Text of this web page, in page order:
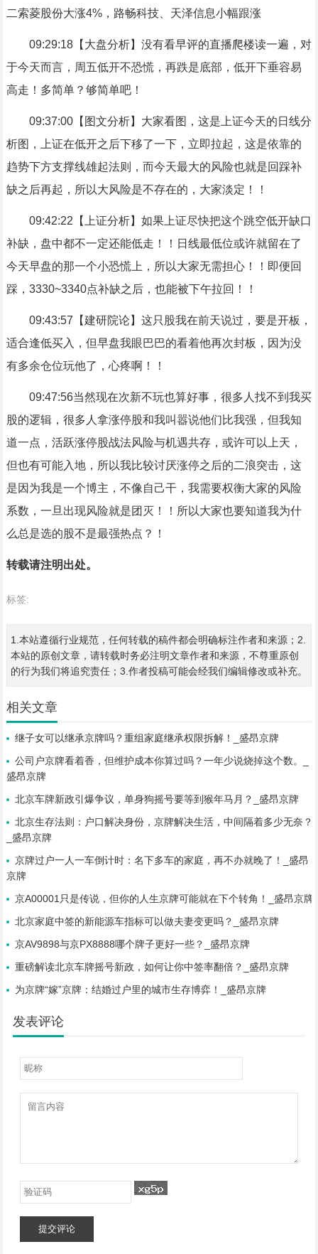
二索菱股份大涨4%，路畅科技、天泽信息小幅跟涨
09:29:18【大盘分析】没有看早评的直播爬楼读一遍，对
于今天而言，周五低开不恐慌，再跌是底部，低开下垂容易
高走！多简单？够简单吧！
09:37:00【图文分析】大家看图，这是上证今天的日线分
析图，上证在低开之后下移了一下，立即拉起，这是依靠的
趋势下方支撑线雄起法则，而今天最大的风险也就是回踩补
缺之后再起，所以大风险是不存在的，大家淡定！！
09:42:22【上证分析】如果上证尽快把这个跳空低开缺口
补缺，盘中都不一定还能低走！！日线最低位或许就留在了
今天早盘的那一个小恐慌上，所以大家无需担心！！即便回
踩，3330~3340点补缺之后，也能被下午拉回！！
09:43:57【建研院论】这只股我在前天说过，要是开板，
适合逢低买入，但早盘我眼巴巴的看着他再次封板，因为没
有多余仓位玩他了，心疼啊！！
09:47:56当然现在次新不玩也算好事，很多人找不到我买
股的逻辑，很多人拿涨停股和我叫嚣说他们比我强，但我知
道一点，活跃涨停股战法风险与机遇共存，或许可以上天，
但也有可能入地，所以我比较讨厌涨停之后的二浪突击，这
是因为我是一个博主，不像自己干，我需要权衡大家的风险
系数，一旦出现风险就是团灭！！所以大家也要知道我为什
么总是选的股不是最强热点？！
转载请注明出处。
标签:
1.本站遵循行业规范，任何转载的稿件都会明确标注作者和来源；2.
本站的原创文章，请转载时务必注明文章作者和来源，不尊重原创
的行为我们将追究责任；3.作者投稿可能会经我们编辑修改或补充。
相关文章
继子女可以继承京牌吗？重组家庭继承权限拆解！_盛昂京牌
公司户京牌看着香，但维护成本你算过吗？一年少说烧掉这个数。_
盛昂京牌
北京车牌新政引爆争议，单身狗摇号要等到猴年马月？_盛昂京牌
北京生存法则：户口解决身份，京牌解决生活，中间隔着多少无奈？
_盛昂京牌
京牌过户一人一车倒计时：名下多车的家庭，再不办就晚了！_盛昂
京牌
京A00001只是传说，但你的人生京牌可能就在下个转角！_盛昂京牌
北京家庭中签的新能源车指标可以做夫妻变更吗？_盛昂京牌
京AV9898与京PX8888哪个牌子更好一些？_盛昂京牌
重磅解读北京车牌摇号新政，如何让你中签率翻倍？_盛昂京牌
为京牌“嫁”京牌：结婚过户里的城市生存博弈！_盛昂京牌
发表评论
提交评论